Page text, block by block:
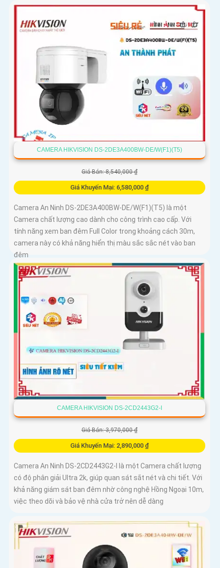
CAMERA HIKVISION DS-2DE3A400BW-DE/W(F1)(T5)
Giá Bán: 8,540,000 ₫
Giá Khuyến Mại: 6,580,000 ₫
Camera An Ninh DS-2DE3A400BW-DE/W(F1)(T5) là một
Camera chất lượng cao dành cho công trình cao cấp. Với
tính năng xem ban đêm Full Color trong khoảng cách 30m,
camera này có khả năng hiển thị màu sắc sắc nét vào ban
đêm
CAMERA HIKVISION DS-2CD2443G2-I
Giá Bán: 3,970,000 ₫
Giá Khuyến Mại: 2,890,000 ₫
Camera An Ninh DS-2CD2443G2-I là một Camera chất lượng
có độ phân giải Ultra 2k, giúp quan sát sắt nét và chi tiết. Với
khả năng giám sát ban đêm nhờ công nghệ Hồng Ngoại 10m,
việc theo dõi và bảo vệ nhà cửa trở nên dễ dàng